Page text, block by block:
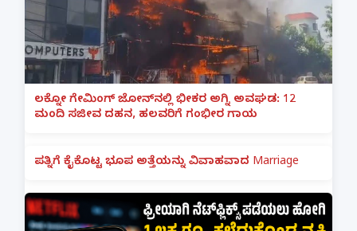
ಲಕ್ನೋ ಗೇಮಿಂಗ್ ಜೋನ್‌ನಲ್ಲಿ ಭೀಕರ ಅಗ್ನಿ ಅವಘಡ: 12
ಮಂದಿ ಸಜೀವ ದಹನ, ಹಲವರಿಗೆ ಗಂಭೀರ ಗಾಯ
ಪತ್ನಿಗೆ ಕೈಕೊಟ್ಟ ಭೂಪ ಅತ್ತೆಯನ್ನು ವಿವಾಹವಾದ Marriage